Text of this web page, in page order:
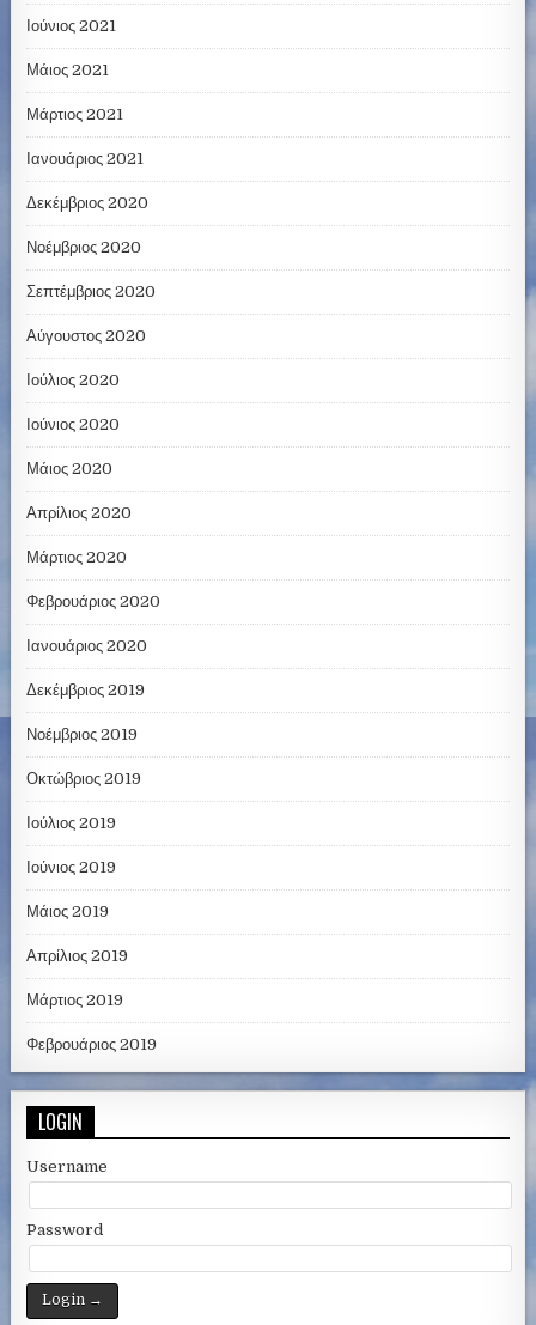
Ιούνιος 2021
Μάιος 2021
Μάρτιος 2021
Ιανουάριος 2021
Δεκέμβριος 2020
Νοέμβριος 2020
Σεπτέμβριος 2020
Αύγουστος 2020
Ιούλιος 2020
Ιούνιος 2020
Μάιος 2020
Απρίλιος 2020
Μάρτιος 2020
Φεβρουάριος 2020
Ιανουάριος 2020
Δεκέμβριος 2019
Νοέμβριος 2019
Οκτώβριος 2019
Ιούλιος 2019
Ιούνιος 2019
Μάιος 2019
Απρίλιος 2019
Μάρτιος 2019
Φεβρουάριος 2019
LOGIN
Username
Password